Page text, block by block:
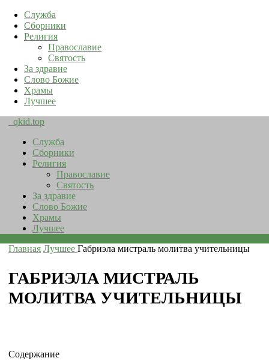
Служба
Сборники
Религия
Православие
Святость
За здравие
Слово Божие
Храмы
Лучшее
qkid.top
Служба
Сборники
Религия
Православие
Святость
За здравие
Слово Божие
Храмы
Лучшее
Главная Лучшее Габриэла мистраль молитва учительницы
ГАБРИЭЛА МИСТРАЛЬ
МОЛИТВА УЧИТЕЛЬНИЦЫ
Содержание